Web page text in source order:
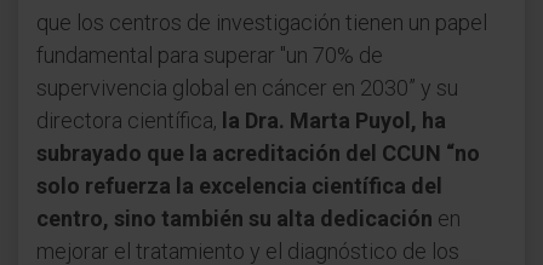
que los centros de investigación tienen un papel
fundamental para superar "un 70% de
supervivencia global en cáncer en 2030” y su
directora científica, la Dra. Marta Puyol, ha
subrayado que la acreditación del CCUN “no
solo refuerza la excelencia científica del
centro, sino también su alta dedicación en
mejorar el tratamiento y el diagnóstico de los